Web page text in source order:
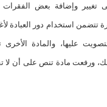
تغيير وإضافة بعض الفقرات
استخدام دور العبادة
عليها، والمادة الأخرى